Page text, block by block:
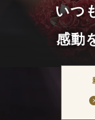
いつ
感動